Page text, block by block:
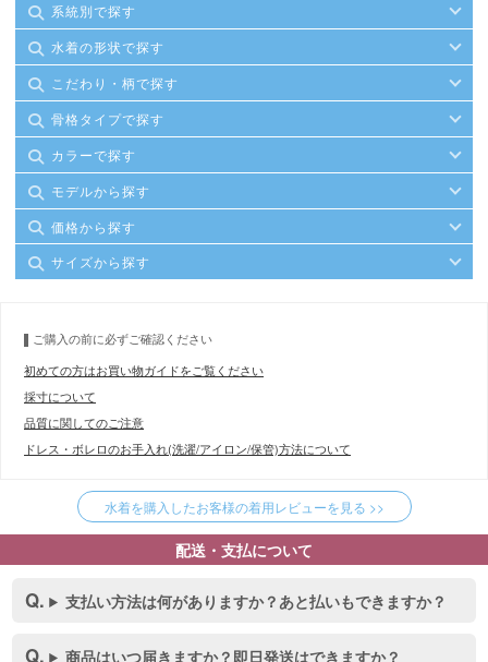
系統別で探す
水着の形状で探す
こだわり・柄で探す
骨格タイプで探す
カラーで探す
モデルから探す
価格から探す
サイズから探す
ご購入の前に必ずご確認ください
初めての方はお買い物ガイドをご覧ください
採寸について
品質に関してのご注意
ドレス・ボレロのお手入れ(洗濯/アイロン/保管)方法について
水着を購入したお客様の着用レビューを見る >>
配送・支払について
支払い方法は何がありますか？あと払いもできますか？
商品はいつ届きますか？即日発送はできますか？